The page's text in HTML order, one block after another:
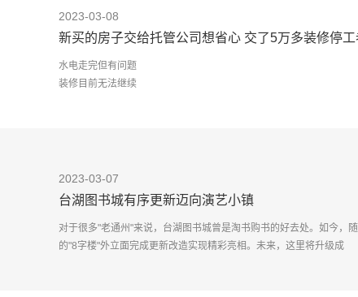
2023-03-08
新买的房子交给托管公司想省心 交了5万多装修停
水电走完但有问题
装修目前无法继续
2023-03-07
台湖图书城有序更新迈向演艺小镇
对于很多"老通州"来说，台湖图书城曾是淘书购书的好去处。如今，
的"8字楼"外立面完成更新改造实现精彩亮相。未来，这里将升级成